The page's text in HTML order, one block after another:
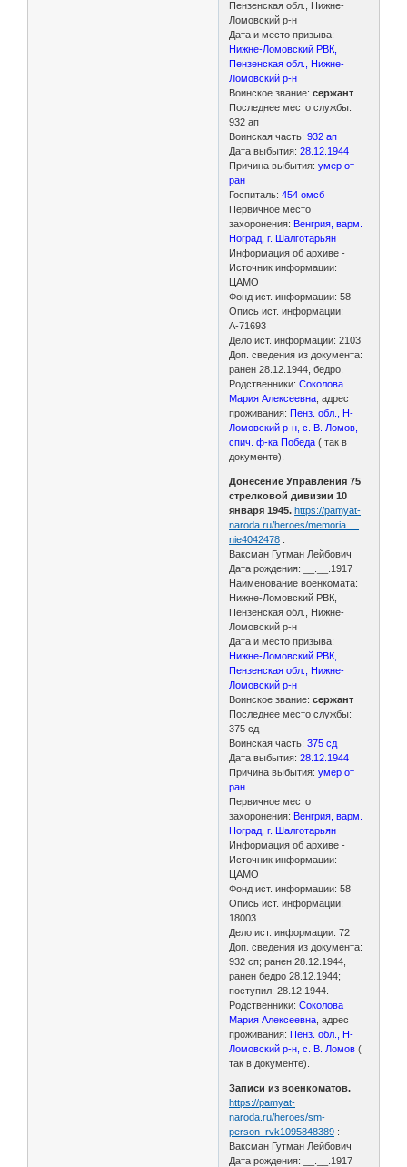
Пензенская обл., Нижне-
Ломовский р-н
Дата и место призыва:
Нижне-Ломовский РВК,
Пензенская обл., Нижне-
Ломовский р-н
Воинское звание:сержант
Последнее место службы:
932 ап
Воинская часть:932 ап
Дата выбытия:28.12.1944
Причина выбытия: умер от
ран
Госпиталь: 454 омсб
Первичное место
захоронения: Венгрия, варм.
Ноград, г. Шалготарьян
Информация об архиве -
Источник информации:
ЦАМО
Фонд ист. информации: 58
Опись ист. информации:
А-71693
Дело ист. информации: 2103
Доп. сведения из документа:
ранен 28.12.1944, бедро.
Родственники:Соколова
Мария Алексеевна , адрес
проживания:Пенз. обл., Н-
Ломовский р-н, с. В. Ломов,
спич. ф-ка Победа ( так в
документе).
Донесение Управления 75
стрелковой дивизии 10
января 1945. https://pamyat-
naroda.ru/heroes/memoria …
nie4042478 :
Ваксман Гутман Лейбович
Дата рождения: __.__.1917
Наименование военкомата:
Нижне-Ломовский РВК,
Пензенская обл., Нижне-
Ломовский р-н
Дата и место призыва:
Нижне-Ломовский РВК,
Пензенская обл., Нижне-
Ломовский р-н
Воинское звание: сержант
Последнее место службы:
375 сд
Воинская часть: 375 сд
Дата выбытия:28.12.1944
Причина выбытия:умер от
ран
Первичное место
захоронения: Венгрия, варм.
Ноград, г. Шалготарьян
Информация об архиве -
Источник информации:
ЦАМО
Фонд ист. информации: 58
Опись ист. информации:
18003
Дело ист. информации: 72
Доп. сведения из документа:
932 сп; ранен 28.12.1944,
ранен бедро 28.12.1944;
поступил: 28.12.1944.
Родственники:Соколова
Мария Алексеевна , адрес
проживания:Пенз. обл., Н-
Ломовский р-н, с. В. Ломов(
так в документе).
Записи из военкоматов.
https://pamyat-
naroda.ru/heroes/sm-
person_rvk1095848389 :
Ваксман Гутман Лейбович
Дата рождения: __.__.1917